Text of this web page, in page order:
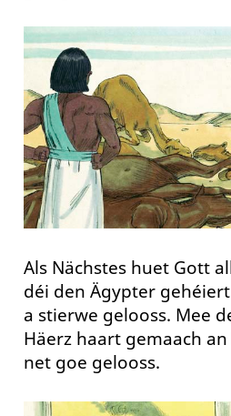
Als Nächstes huet Gott
déi den Ägypter
a stierwe gelooss. Mee
Häerz haart gemaach
net goe gelooss.